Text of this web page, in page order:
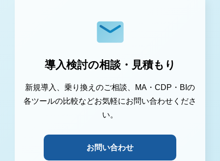
導入検討の相談・見積もり
新規導入、乗り換えのご相談、MA・CDP・BIの
各ツールの比較などお気軽にお問い合わせくださ
い。
お問い合わせ